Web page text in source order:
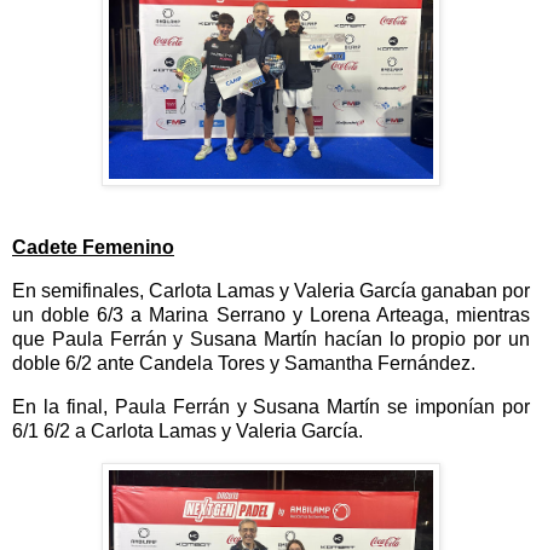
Cadete Femenino
En semifinales, Carlota Lamas y Valeria García ganaban por
un doble 6/3 a Marina Serrano y Lorena Arteaga, mientras
que Paula Ferrán y Susana Martín hacían lo propio por un
doble 6/2 ante Candela Tores y Samantha Fernández.
En la final, Paula Ferrán y Susana Martín se imponían por
6/1 6/2 a Carlota Lamas y Valeria García.